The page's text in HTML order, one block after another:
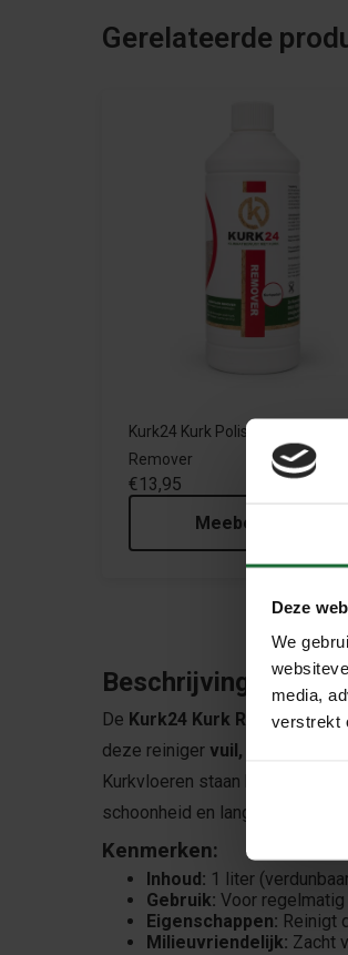
Deze
We
media,
verstrekt
Gerelateerde
Kurk24 Kurk Polish Stripper
Remover
€13,95
Meebestellen
Beschrijving
De Kurk24 Kurk Reiniger – 1L
deze reiniger vuil, vlekken en
Kurkvloeren staan bekend om
schoonheid en lange
Kenmerken:
Inhoud: 1 liter
Gebruik: Voor
Eigenschappen: Reinigt
Milieuvriendelijk: Zacht